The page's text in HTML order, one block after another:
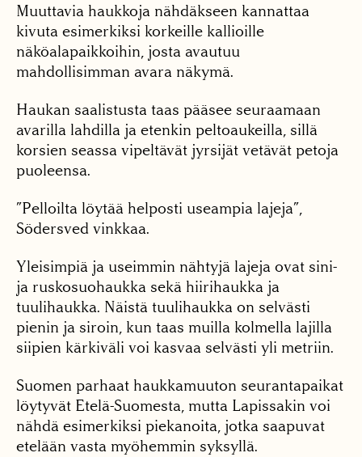
Muuttavia haukkoja nähdäkseen kannattaa
kivuta esimerkiksi korkeille kallioille
näköalapaikkoihin, josta avautuu
mahdollisimman avara näkymä.
Haukan saalistusta taas pääsee seuraamaan
avarilla lahdilla ja etenkin peltoaukeilla, sillä
korsien seassa vipeltävät jyrsijät vetävät petoja
puoleensa.
”Pelloilta löytää helposti useampia lajeja”,
Södersved vinkkaa.
Yleisimpiä ja useimmin nähtyjä lajeja ovat sini-
ja ruskosuohaukka sekä hiirihaukka ja
tuulihaukka. Näistä tuulihaukka on selvästi
pienin ja siroin, kun taas muilla kolmella lajilla
siipien kärkiväli voi kasvaa selvästi yli metriin.
Suomen parhaat haukkamuuton seurantapaikat
löytyvät Etelä-Suomesta, mutta Lapissakin voi
nähdä esimerkiksi piekanoita, jotka saapuvat
etelään vasta myöhemmin syksyllä.